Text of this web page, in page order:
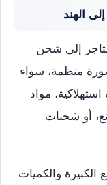
الهند
إلى شحن
منظمة، سواء
مواد
أو شحنات
الكبيرة والكميات